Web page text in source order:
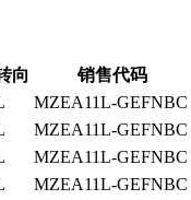
向 销售代码
MZEA11L-GEFNBC
MZEA11L-GEFNBC
MZEA11L-GEFNBC
MZEA11L-GEFNBC